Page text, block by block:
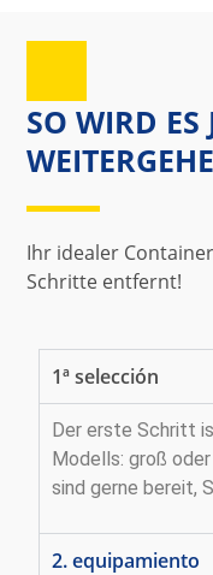
SO WIRD ES
Ihr idealer
Schritte entfernt!
1ª selección
Der erste Schritt
Modells: groß
sind gerne bereit,
2. equipamiento